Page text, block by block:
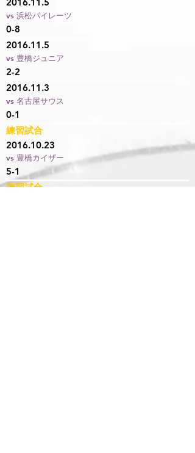
2016.11.5
vs 浜松パイレーツ
0-8
2016.11.5
vs 豊橋ジュニア
2-2
2016.11.3
vs 名古屋サウス
0-1
練習試合
2016.10.23
vs 豊橋カイザー
5-1
練習試合